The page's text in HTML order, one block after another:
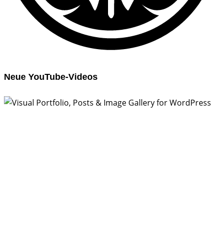
Neue YouTube-Videos